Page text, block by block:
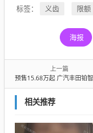
标签： 义齿 限额
海报
上一篇
预售15.68万起 广汽丰田铂智7上市定档：很能打的合资纯电
相关推荐